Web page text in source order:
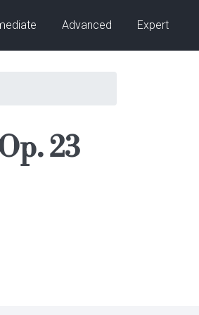
Advanced Expert
23